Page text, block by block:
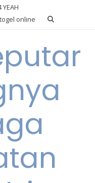
YEAH
togel online